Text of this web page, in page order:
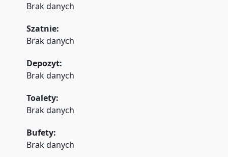
Brak danych
Szatnie:
Brak danych
Depozyt:
Brak danych
Toalety:
Brak danych
Bufety:
Brak danych